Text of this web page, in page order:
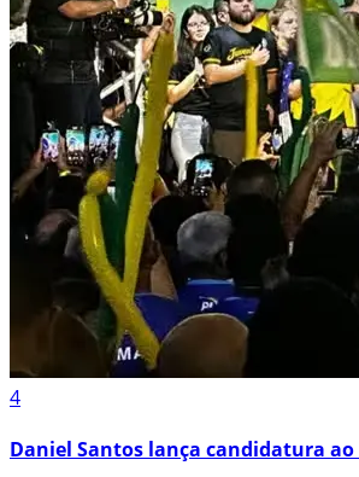
4
Daniel Santos lança candidatura ao